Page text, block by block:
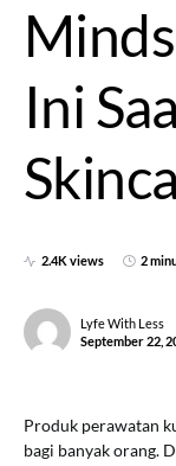
Ini
2.4K views 2
Lyfe With Less
September 22,
Produk perawatan
bagi banyak orang.